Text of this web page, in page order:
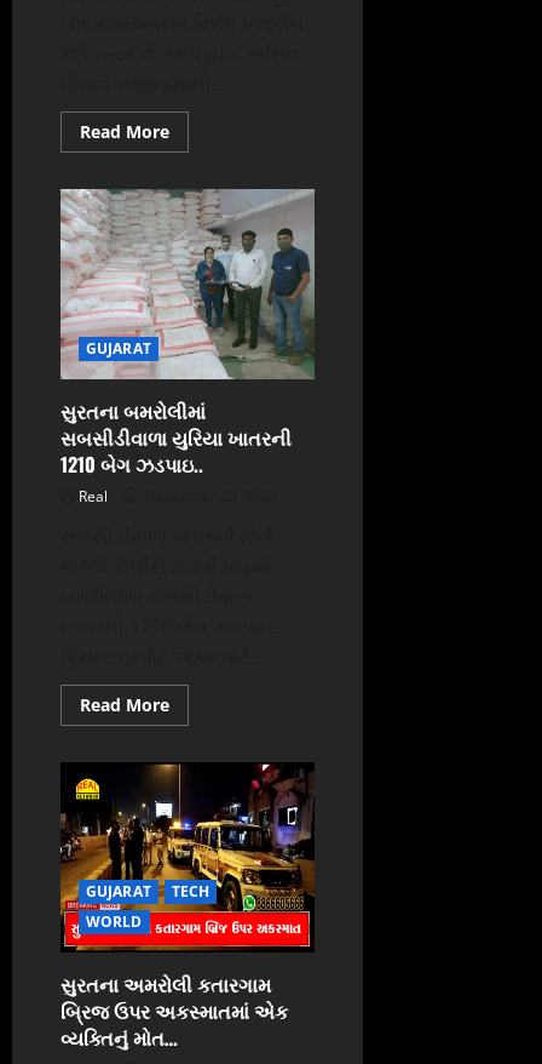
Read MoreRead
more
અસિત
વોરાના
રાજીનામાની
માગ
કરતાં
આપના
નેતાઓ
અને
પોલીસ
વચ્ચે
મારામારી
જુવો
વિડિઓ
GUJARAT
સુરતના બમરોલીમાં
સબસીડીવાળા યુરિયા ખાતરની
1210 બેગ ઝડપાઇ..
Real
Read MoreRead
more
બમરોલીમાં
સબસીડીવાળા
યુરિયા
ખાતરની
1210
બેગ
ઝડપાઇ..
GUJARAT
TECH
WORLD
સુરતના અમરોલી કતારગામ
બ્રિજ ઉપર અકસ્માતમાં એક
વ્યક્તિનું મોત…